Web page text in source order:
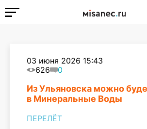
03 июня 2026 15:43
626
0
Из Ульяновска можно
в Минеральные Воды
ПЕРЕЛЁТ